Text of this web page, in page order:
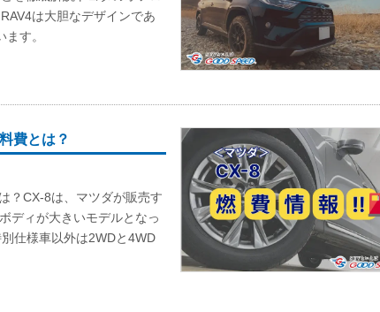
は大胆なデザインであ
す。
費とは？
？CX-8は、マツダが販売す
ディが大きいモデルとなっ
仕様車以外は2WDと4WD